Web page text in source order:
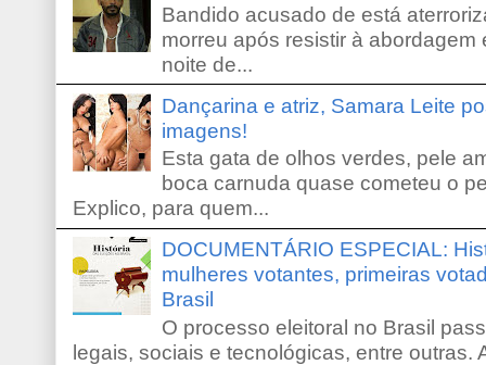
Bandido acusado de está
morreu após resistir à
noite de...
Dançarina e atriz, Samara Leite
imagens!
Esta gata de olhos verdes, pele
boca carnuda quase cometeu o
Explico, para quem...
DOCUMENTÁRIO ESPECIAL:
mulheres votantes, primeiras
Brasil
O processo eleitoral no Brasil
legais, sociais e tecnológicas, entre outras.